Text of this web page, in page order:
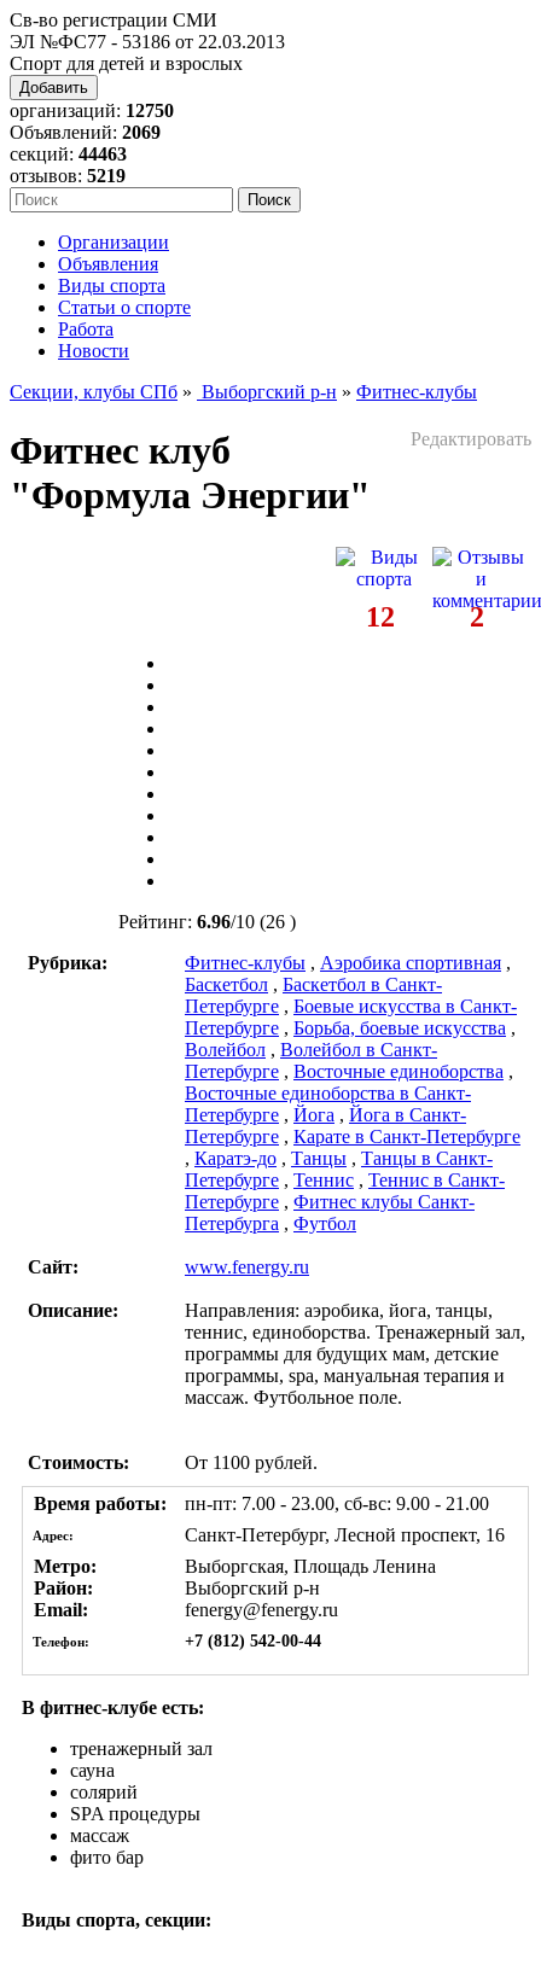
Св-во регистрации СМИ
ЭЛ №ФС77 - 53186 от 22.03.2013
Спорт для детей и взрослых
Добавить
организаций: 12750
Объявлений: 2069
секций: 44463
отзывов: 5219
Организации
Объявления
Виды спорта
Статьи о спорте
Работа
Новости
Секции, клубы СПб » Выборгский р-н » Фитнес-клубы
Редактировать
Фитнес клуб
"Формула Энергии"
2
12
Рейтинг: 6.96/10 (26 )
Рубрика:
Фитнес-клубы , Аэробика спортивная ,
Баскетбол , Баскетбол в Санкт-
Петербурге , Боевые искусства в Санкт-
Петербурге , Борьба, боевые искусства ,
Волейбол , Волейбол в Санкт-
Петербурге , Восточные единоборства ,
Восточные единоборства в Санкт-
Петербурге , Йога , Йога в Санкт-
Петербурге , Карате в Санкт-Петербурге
, Каратэ-до , Танцы , Танцы в Санкт-
Петербурге , Теннис , Теннис в Санкт-
Петербурге , Фитнес клубы Санкт-
Петербурга , Футбол
Сайт: www.fenergy.ru
Описание:
Направления: аэробика, йога, танцы,
теннис, единоборства. Тренажерный зал,
программы для будущих мам, детские
программы, spa, мануальная терапия и
массаж. Футбольное поле.
Стоимость:
От 1100 рублей.
Время работы:
пн-пт: 7.00 - 23.00, сб-вс: 9.00 - 21.00
Адрес:
Санкт-Петербург, Лесной проспект, 16
Метро:
Выборгская, Площадь Ленина
Район:
Выборгский р-н
Email:
fenergy@fenergy.ru
Телефон: +7 (812) 542-00-44
В фитнес-клубе есть:
тренажерный зал
сауна
солярий
SPA процедуры
массаж
фито бар
Виды спорта, секции: